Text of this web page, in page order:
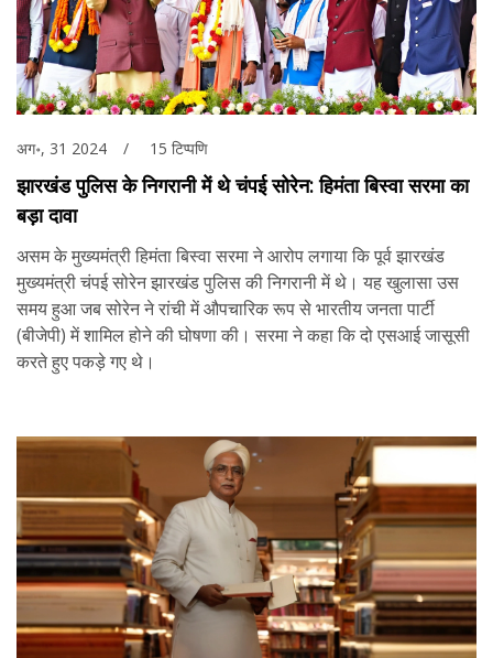
अग॰, 31 2024 15 टिप्पणि
झारखंड पुलिस के निगरानी में थे चंपई सोरेन: हिमंता बिस्वा सरमा का
बड़ा दावा
असम के मुख्यमंत्री हिमंता बिस्वा सरमा ने आरोप लगाया कि पूर्व झारखंड
मुख्यमंत्री चंपई सोरेन झारखंड पुलिस की निगरानी में थे। यह खुलासा उस
समय हुआ जब सोरेन ने रांची में औपचारिक रूप से भारतीय जनता पार्टी
(बीजेपी) में शामिल होने की घोषणा की। सरमा ने कहा कि दो एसआई जासूसी
करते हुए पकड़े गए थे।